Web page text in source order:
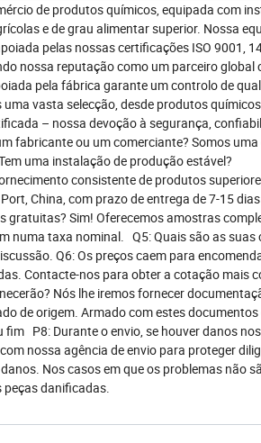
de produtos químicos, equipada com
e de grau alimentar superior. Nossa
pelas nossas certificações ISO 9001,
nossa reputação como um parceiro global
pela fábrica garante um controlo de
vasta selecção, desde produtos
– nossa devoção à segurança,
fabricante ou um comerciante? Somos
uma instalação de produção estável?
consistente de produtos
China, com prazo de entrega de 7-15
gratuitas? Sim! Oferecemos amostras
numa taxa nominal. Q5: Quais são as suas
Q6: Os preços caem para
Contacte-nos para obter a cotação mais
Nós lhe iremos fornecer
de origem. Armado com estes
P8: Durante o envio, se houver danos
nossa agência de envio para proteger
Nos casos em que os problemas não
peças danificadas.